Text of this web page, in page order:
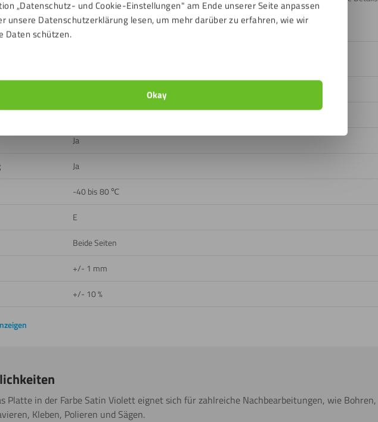
„Datenschutz- und Cookie-Einstellungen" am Ende unserer Seite anpassen
unsere Datenschutzerklärung lesen, um mehr darüber zu erfahren, wie wir
Daten schützen.
Okay
Downloads
Glatt, Rückseite matt, Vorderseite glänzend
Ja
Ja
-40 bis 80 ℃
E
Beide Seiten
+/- 1 mm
+/- 10 %
Platte in der Farbe Satin Violetteignet sich für zahlreiche Nachbearbeitungen, wie Bohren,
Kleben, Polieren und Sägen.